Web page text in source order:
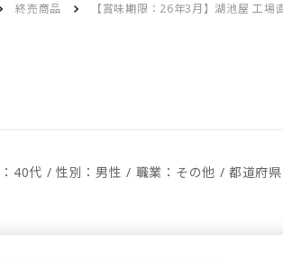
終売商品 【賞味期限：26年3月】湖池屋 工
40代 / 性別：男性 / 職業：その他 / 都道府